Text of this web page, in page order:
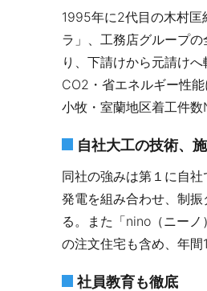
1995年に2代目の木村匡
ラ」、工務店グループ
り、下請けから元請け
CO2・省エネルギー性
小牧・室蘭地区着工件数
自社大工の技術、
同社の強みは第１に自
発電を組み合わせ、制
る。また「nino（ニー
の注文住宅も含め、年間
社員教育も徹底